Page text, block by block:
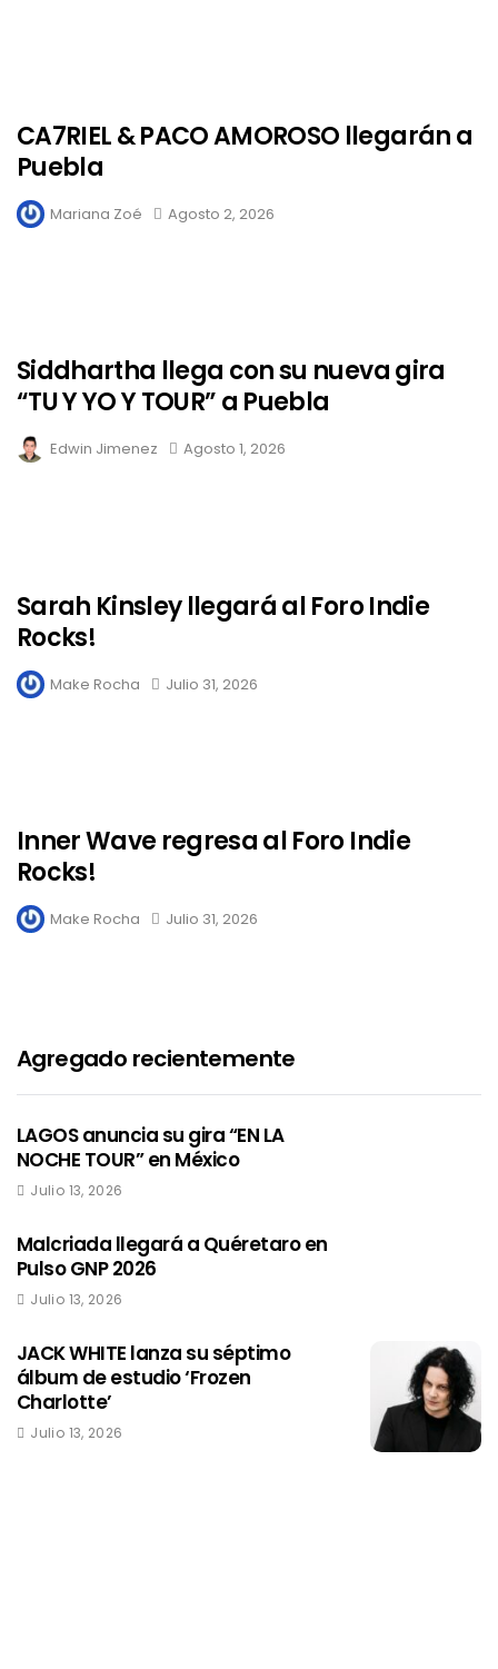
CA7RIEL & PACO AMOROSO llegarán a
Puebla
Mariana Zoé Agosto 2, 2026
Siddhartha llega con su nueva gira
“TU Y YO Y TOUR” a Puebla
Edwin Jimenez Agosto 1, 2026
Sarah Kinsley llegará al Foro Indie
Rocks!
Make Rocha Julio 31, 2026
Inner Wave regresa al Foro Indie
Rocks!
Make Rocha Julio 31, 2026
Agregado recientemente
LAGOS anuncia su gira “EN LA
NOCHE TOUR” en México
Julio 13, 2026
Malcriada llegará a Quéretaro en
Pulso GNP 2026
Julio 13, 2026
JACK WHITE lanza su séptimo
álbum de estudio ‘Frozen
Charlotte’
Julio 13, 2026